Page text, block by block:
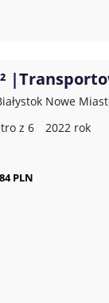
Nowe
z 6 2022 rok
PLN